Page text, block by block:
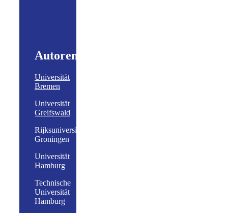
Autoren
Universität
Bremen
Universität
Greifswald
Rijksuniversiteit
Groningen
Universität
Hamburg
Technische
Universität
Hamburg